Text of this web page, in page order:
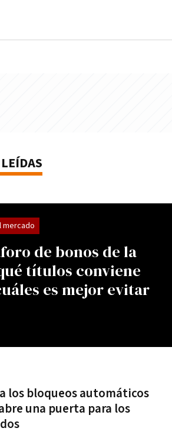
de bonos de la
títulos conviene
es mejor evitar
mercado
los bloqueos automáticos
una puerta para los